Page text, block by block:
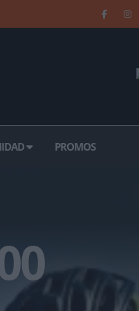
PROMOS